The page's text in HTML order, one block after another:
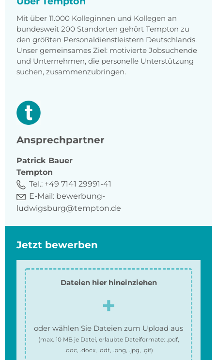
Mit über 11.000 Kolleginnen und Kollegen an
bundesweit 200 Standorten gehört Tempton zu
den größten Personaldienstleistern Deutschlands.
Unser gemeinsames Ziel: motivierte Jobsuchende
und Unternehmen, die personelle Unterstützung
suchen, zusammenzubringen.
Ansprechpartner
Patrick Bauer
Tempton
Tel.: +49 7141 29991-41
E-Mail: bewerbung-
ludwigsburg@tempton.de
Jetzt bewerben
Dateien hier hineinziehen
oder wählen Sie Dateien zum Upload aus
(max. 10 MBje Datei, erlaubte Dateiformate: .pdf,
.doc, .docx, .odt, .png, .jpg, .gif)